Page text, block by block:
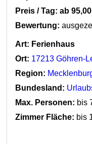
Preis / Tag: ab
Bewertung:
Art: Ferienhaus
Ort: 17213 Göhren-
Region:
Bundesland:
Max. Personen: bis
Zimmer Fläche: bis